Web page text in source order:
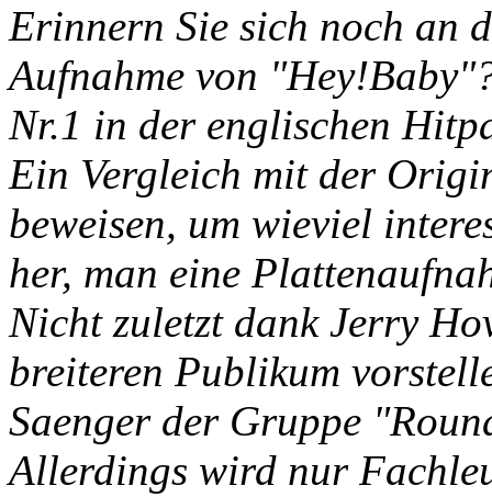
Erinnern Sie sich noch an
Aufnahme von
Nr.1 in der englischen
Ein Vergleich mit der
beweisen, um wieviel
her, man eine
Nicht zuletzt dank Jerry
breiteren Publikum
Saenger der Gruppe
Allerdings wird nur